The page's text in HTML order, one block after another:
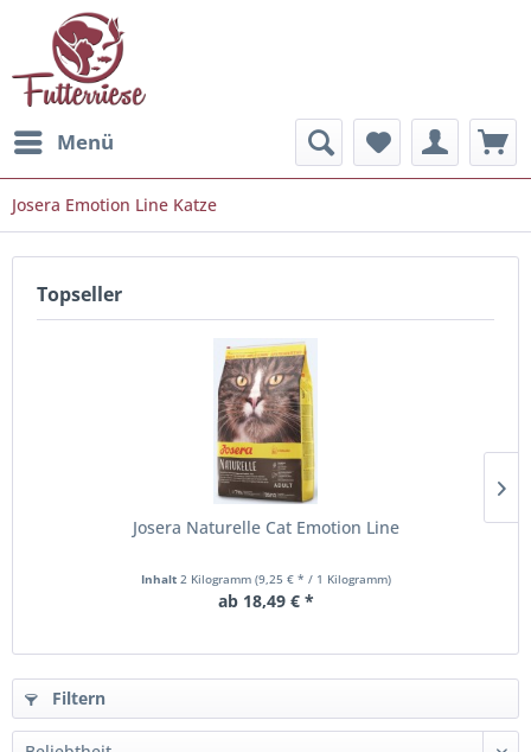
Menü
Josera Emotion Line Katze
Topseller
Josera Naturelle Cat Emotion Line
Inhalt 2 Kilogramm (9,25 € * / 1 Kilogramm)
ab 18,49 € *
Filtern